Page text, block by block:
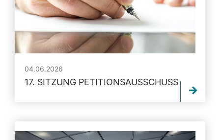
04.06.2026
17. SITZUNG PETITIONSAUSSCHUSS